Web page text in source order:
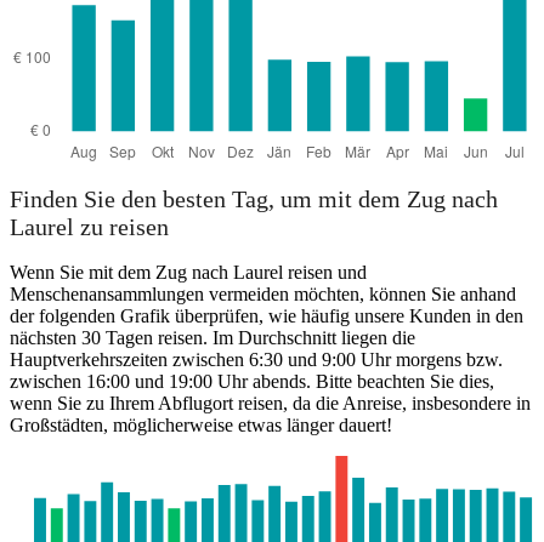
Finden Sie den besten Tag, um mit dem Zug nach
Laurel zu reisen
Wenn Sie mit dem Zug nach Laurel reisen und
Menschenansammlungen vermeiden möchten, können Sie anhand
der folgenden Grafik überprüfen, wie häufig unsere Kunden in den
nächsten 30 Tagen reisen. Im Durchschnitt liegen die
Hauptverkehrszeiten zwischen 6:30 und 9:00 Uhr morgens bzw.
zwischen 16:00 und 19:00 Uhr abends. Bitte beachten Sie dies,
wenn Sie zu Ihrem Abflugort reisen, da die Anreise, insbesondere in
Großstädten, möglicherweise etwas länger dauert!